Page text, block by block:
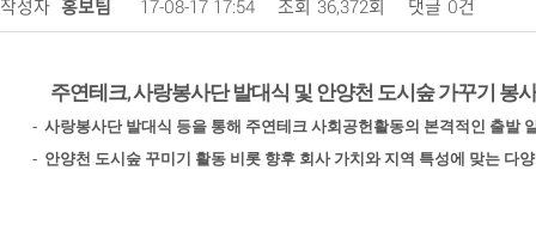
작성자 홍보팀 17-08-17 17:54 조회 36,372회 댓글 0건
주연테크,사랑봉사단 발대식 및 안양천 도시숲 가꾸기 봉
- 사랑봉사단 발대식 등을 통해 주연테크 사회공헌활동의 본격적인 출발
- 안양천 도시숲 꾸미기 활동 비롯 향후 회사 가치와 지역 특성에 맞는 다